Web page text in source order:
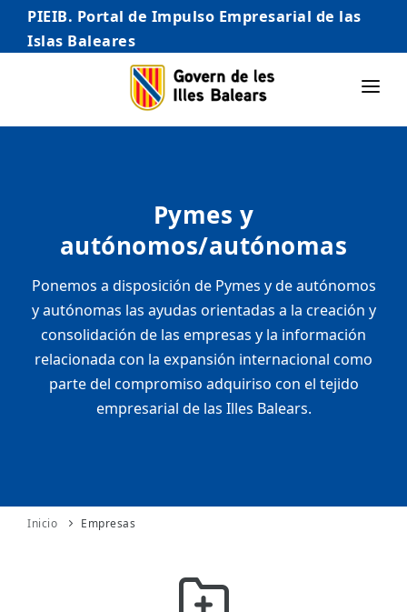
PIEIB. Portal de Impulso Empresarial de las
Islas Baleares
INICIO
AUTÓNOMO/AUTÓNOMA
EMPRENDEDORES
COMERCIO
INTERNACIONALIZACIÓN
STARTUPS AVANZADAS
Pymes y
autónomos/autónomas
Ponemos a disposición de Pymes y de autónomos
y autónomas las ayudas orientadas a la creación y
consolidación de las empresas y la información
relacionada con la expansión internacional como
parte del compromiso adquiriso con el tejido
empresarial de las Illes Balears.
Inicio Empresas